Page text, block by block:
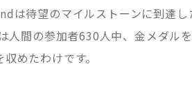
は待望のマイルストーンに到達し
人間の参加者630人中、金メダル
めたわけです。